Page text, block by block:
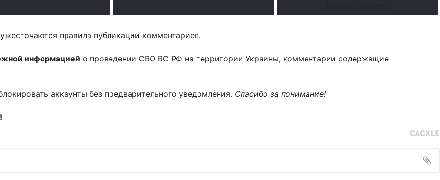
правила публикации комментариев.
информацией о проведении СВО ВС РФ на территории Украины, комментарии содержащие
аккаунты без предварительного уведомления. Спасибо за понимание!